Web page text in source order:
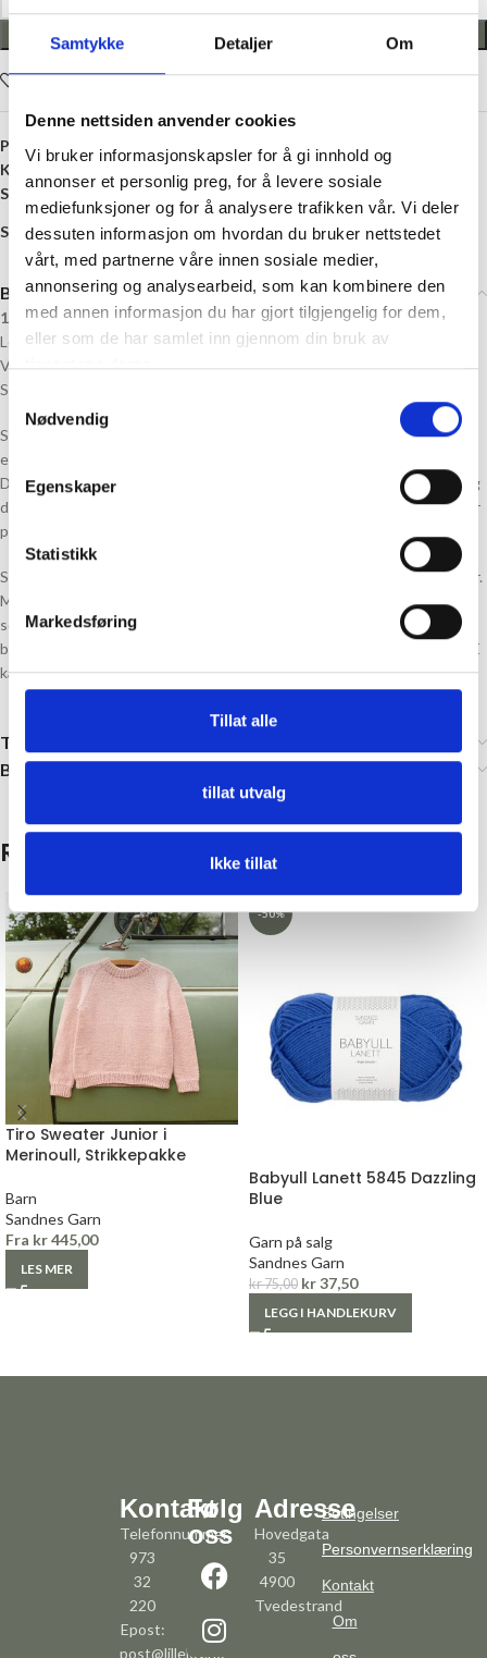
Samtykke Detaljer Om
Denne nettsiden anvender cookies
Vi bruker informasjonskapsler for å gi innhold og
annonser et personlig preg, for å levere sosiale
mediefunksjoner og for å analysere trafikken vår. Vi deler
dessuten informasjon om hvordan du bruker nettstedet
vårt, med partnerne våre innen sosiale medier,
annonsering og analysearbeid, som kan kombinere den
med annen informasjon du har gjort tilgjengelig for dem,
eller som de har samlet inn gjennom din bruk av
tjenestene deres.
Nødvendig
Egenskaper
Statistikk
Markedsføring
Tillat alle
tillat utvalg
Ikke tillat
LEGG I HANDLEKURV
Legg i ønskelisten
Produktnummer:
DALE-GARN-SM
Kategori:
Stikkord: 28 masker, 3 mm, Merinoull
Share:
Beskrivelse
100% ekstra fin merinoull
Løpelengde: Ca. 187 meter pr. 50 gram
Veiledende pinner: Pinne nr 3 mm
Strikkefasthet: 28 masker = 10 cm
Soft Merino er laget av 100% ekstra fin, naturlig merinoull. En viktig
egenskap ved dette garnet er at det ikke er superwash-behandlet.
Dette innebærer at ullfiberens naturlige egenskaper opprettholdes, og
det gir maksimal elastisitet samt god varme- og isolasjonsevne, selv når
plagget er fuktig eller vått.
Soft Merino er allsidig og egner seg godt for en rekke strikkeprosjekter.
Med sin fine struktur og spesielt fine ullfiber, er det et flott valg for de
som ønsker et mykt ullgarn, og anbefales spessielt til baby og
barneplagg. Soft Merino kan toves, men husk at bleket, hvitt garn IKKE
kan toves (naturhvitt er ikke bleket).
Tilleggsinformasjon
Brand
Relaterte produkter
Tiro Sweater Junior i
Merinoull, Strikkepakke
Barn
Sandnes Garn
Fra kr445,00
LES MER
-50%
Babyull Lanett 5845 Dazzling
Blue
Garn på salg
Sandnes Garn
kr75,00 kr37,50
LEGG I HANDLEKURV
Kontakt
Telefonnummer:
973
32
220
Epost:
post@lillelov.no
Følg
oss
Adresse
Hovedgata
35
4900
Tvedestrand
Betingelser
Personvernserklæring
Kontakt
Om